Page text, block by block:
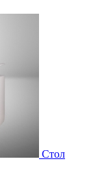
Стол